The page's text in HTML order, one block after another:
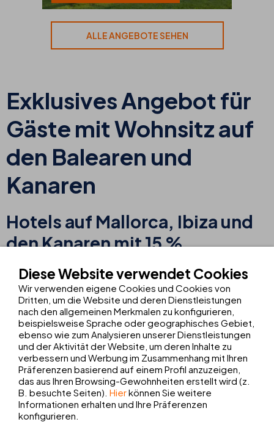
ALLE ANGEBOTE SEHEN
Exklusives Angebot für
Gäste mit Wohnsitz auf
den Balearen und
Kanaren
Hotels auf Mallorca, Ibiza und
den Kanaren mit 15 %
Ermäßigung für Residenten.
Wir wollen unbedingt weit weg, andere Städte und Kulturen
kennenlernen, wenn wir doch eigentlich schon im Paradies leben
und es noch gar nicht wirklich entdeckt haben.
Mallorca, Ibiza und Lanzarote bieten zauberhafte Fleckchen,
wunderbare Menschen und eine unübertreffliche Gastronomie -
Warum in die Ferne schweifen, wenn wir fantastische Orte ganz in
der Nähe haben?
Diese Website verwendet Cookies
Wir verwenden eigene Cookies und Cookies von
Dritten, um die Website und deren Dienstleistungen
nach den allgemeinen Merkmalen zu konfigurieren,
beispielsweise Sprache oder geographisches Gebiet,
ebenso wie zum Analysieren unserer Dienstleistungen
und der Aktivität der Website, um deren Inhalte zu
verbessern und Werbung im Zusammenhang mit Ihren
Präferenzen basierend auf einem Profil anzuzeigen,
das aus Ihren Browsing-Gewohnheiten erstellt wird (z.
B. besuchte Seiten). Hierkönnen Sie weitere
Informationen erhalten und Ihre Präferenzen
konfigurieren.